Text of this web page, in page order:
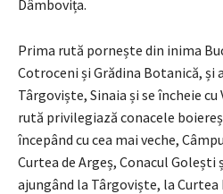
Dâmbovița.
Prima rută pornește din inima
Cotroceni și Grădina Botanică,
Târgoviște, Sinaia și se încheie cu
rută privilegiază conacele
începând cu cea mai veche,
Curtea de Argeș, Conacul
ajungând la Târgoviște, la Curtea